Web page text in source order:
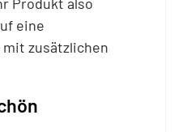
eine
zusätzlichen